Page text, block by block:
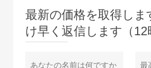
最新の価格を取得しま
け早く返信します（12